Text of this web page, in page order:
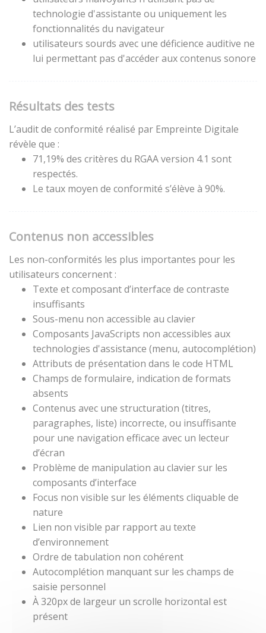
technologie d'assistante ou uniquement les
fonctionnalités du navigateur
utilisateurs sourds avec une déficience auditive ne
lui permettant pas d'accéder aux contenus sonore
Résultats des tests
L’audit de conformité réalisé par Empreinte Digitale
révèle que :
71,19% des critères du RGAA version 4.1 sont
respectés.
Le taux moyen de conformité s’élève à 90%.
Contenus non accessibles
Les non-conformités les plus importantes pour les
utilisateurs concernent :
Texte et composant d’interface de contraste
insuffisants
Sous-menu non accessible au clavier
Composants JavaScripts non accessibles aux
technologies d'assistance (menu, autocomplétion)
Attributs de présentation dans le code HTML
Champs de formulaire, indication de formats
absents
Contenus avec une structuration (titres,
paragraphes, liste) incorrecte, ou insuffisante
pour une navigation efficace avec un lecteur
d’écran
Problème de manipulation au clavier sur les
composants d’interface
Focus non visible sur les éléments cliquable de
nature
Lien non visible par rapport au texte
d’environnement
Ordre de tabulation non cohérent
Autocomplétion manquant sur les champs de
saisie personnel
À 320px de largeur un scrolle horizontal est
présent